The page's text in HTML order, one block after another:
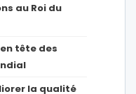
au Roi du
tête des
la qualité